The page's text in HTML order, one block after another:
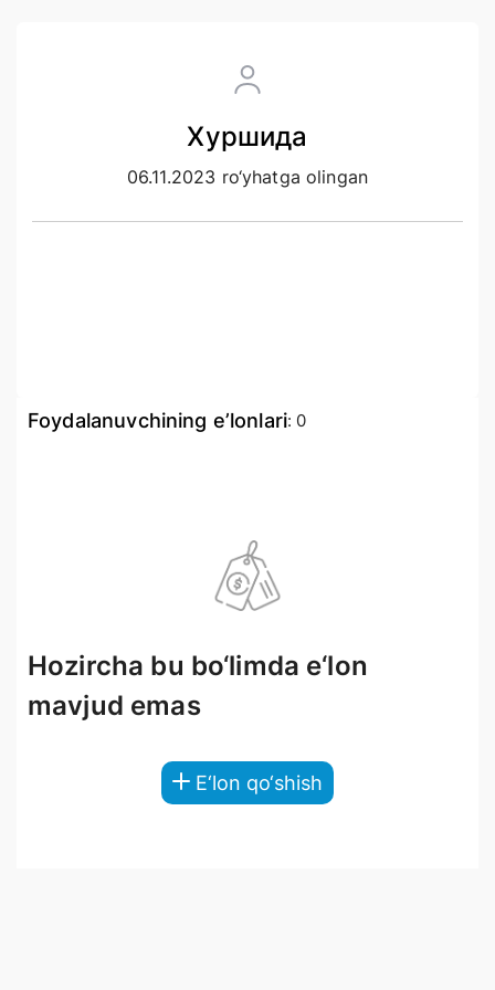
Хуршида
06.11.2023 ro‘yhatga olingan
Foydalanuvchining e’lonlari: 0
Hozircha bu bo‘limda e‘lon
mavjud emas
E‘lon qo‘shish